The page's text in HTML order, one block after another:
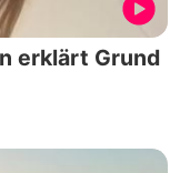
erklärt Grund